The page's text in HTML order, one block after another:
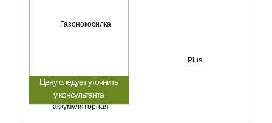
Цену следует уточнить
у консультанта